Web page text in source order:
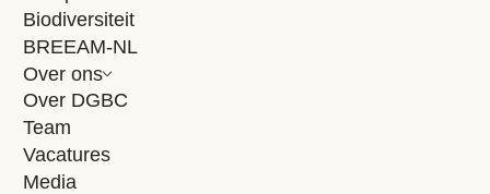
Biodiversiteit
BREEAM-NL
Over ons
Over DGBC
Team
Vacatures
Media
Er komt eenWhole Life Carbon (WLC)
grote nieuwe gebouwen.
Er komen minimale eisen voor de hoeveelheid
zonnepanelen op gebouwen, het aantal laadpalen en de
prestatie en keuring van installaties.